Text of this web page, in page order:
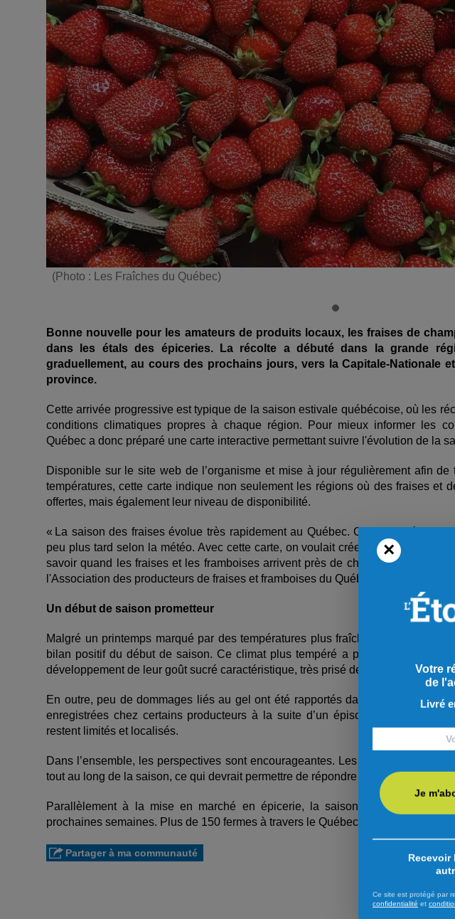
(Photo : Les Fraîches du Québec)
Bonne nouvelle pour les amateurs de produits locaux,les fraises de
dans les étals des épiceries. La récolte a débuté dans la grande r
graduellement, au cours des prochains jours, vers la Capitale-Nationale et
province.
Cette arrivée progressive est typique de la saison estivale québécoise, où les
conditions climatiques propres à chaque région. Pour mieux informer les
Québec a donc préparé une carte interactive permettant suivre l'évolution de la
Disponible sur le site web de l’organisme et mise à jour régulièrement afin
températures, cette carte indique non seulement les régions où des fraises et
offertes, mais également leur niveau de disponibilité.
« La saison des fraises évolue très rapidement au Québec. Certaines régions
peu plus tard selon la météo. Avec cette carte, on voulait créer un outil
savoir quand les fraises et les framboises arrivent près de chez eux. »,
l'Association des producteurs de fraises et framboises du Québec (APFFQ).
Un début de saison prometteur
Malgré un printemps marqué par des températures plus fraîches que la
bilan positif du début de saison. Ce climat plus tempéré a permis aux fraises
développement de leur goût sucré caractéristique, très prisé des
En outre, peu de dommages liés au gel ont été rapportés dans les différentes
enregistrées chez certains producteurs à la suite d’un épisode de grêle
restent limités et localisés.
Dans l’ensemble, les perspectives sont encourageantes. Les producteurs
tout au long de la saison, ce qui devrait permettre de répondre à la demande.
Parallèlement à la mise en marché en épicerie, la saison de
prochaines semaines. Plus de 150 fermes à travers le Québec offriront cette
Partager à ma communauté
×
Votre
de
Livré
Je
Recevoir
Ce site est protégé par
confidentialité et